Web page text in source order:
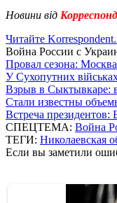
Новини від
Читайте
Война России с
Провал сезона:
У Сухопутних військах
Взрыв в Сыктывкаре:
Стали известны
Встреча президентов:
СПЕЦТЕМА: Война
ТЕГИ: Николаевская
Если вы заметили